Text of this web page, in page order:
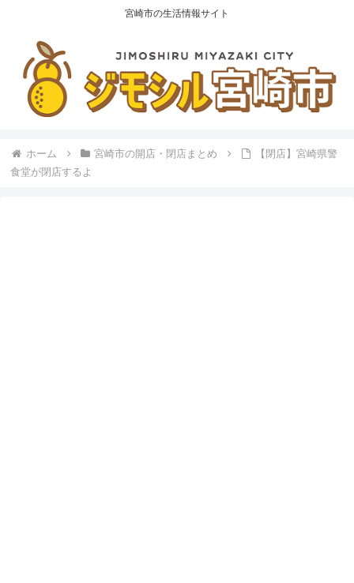
宮崎市の生活情報サイト
ホーム 宮崎市の開店・閉店まとめ
【閉店】宮崎県警
食堂が閉店するよ